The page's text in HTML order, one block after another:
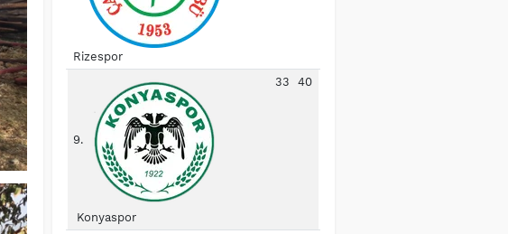
Rizespor
9.
Konyaspor
33 40